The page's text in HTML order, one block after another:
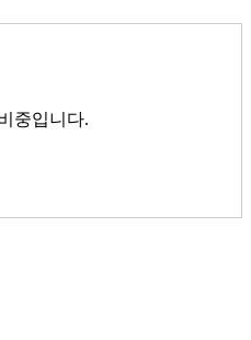
중입니다.